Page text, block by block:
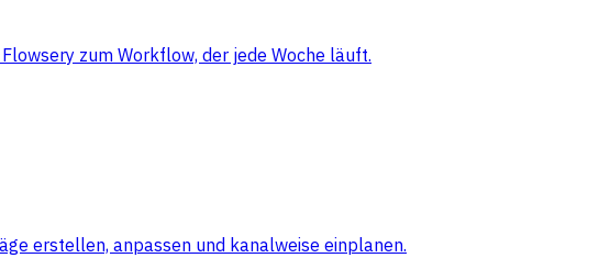
zum Workflow, der jede Woche läuft.
erstellen, anpassen und kanalweise einplanen.